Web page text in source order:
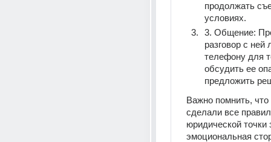
продолжать
условиях.
3. Общение:
разговор с ней
телефону для
обсудить ее
предложить
Важно помнить,
сделали все
юридической точки
эмоциональная